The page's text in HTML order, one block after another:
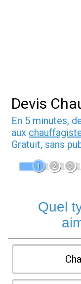
Devis
En 5 minutes,
aux
Gratuit, sans
1 2 3
Quel